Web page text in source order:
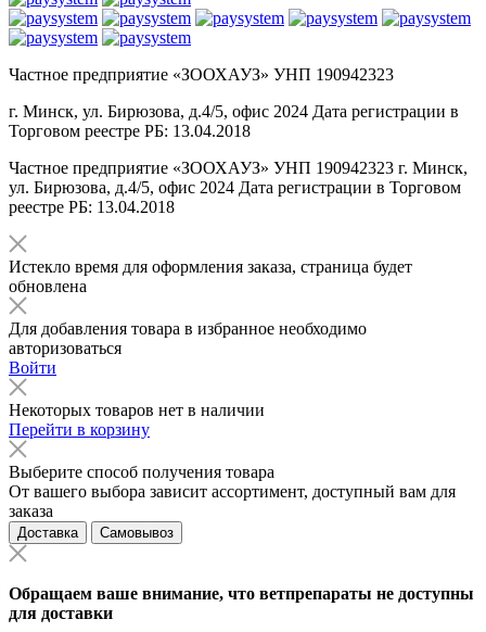
Частное предприятие «ЗООХАУЗ» УНП 190942323
г. Минск, ул. Бирюзова, д.4/5, офис 2024 Дата регистрации в
Торговом реестре РБ: 13.04.2018
Частное предприятие «ЗООХАУЗ» УНП 190942323 г. Минск,
ул. Бирюзова, д.4/5, офис 2024 Дата регистрации в Торговом
реестре РБ: 13.04.2018
Истекло время для оформления заказа, страница будет
обновлена
Для добавления товара в избранное необходимо
авторизоваться
Войти
Некоторых товаров нет в наличии
Перейти в корзину
Выберите способ получения товара
От вашего выбора зависит ассортимент, доступный вам для
заказа
Доставка Самовывоз
Обращаем ваше внимание, что ветпрепараты не доступны
для доставки